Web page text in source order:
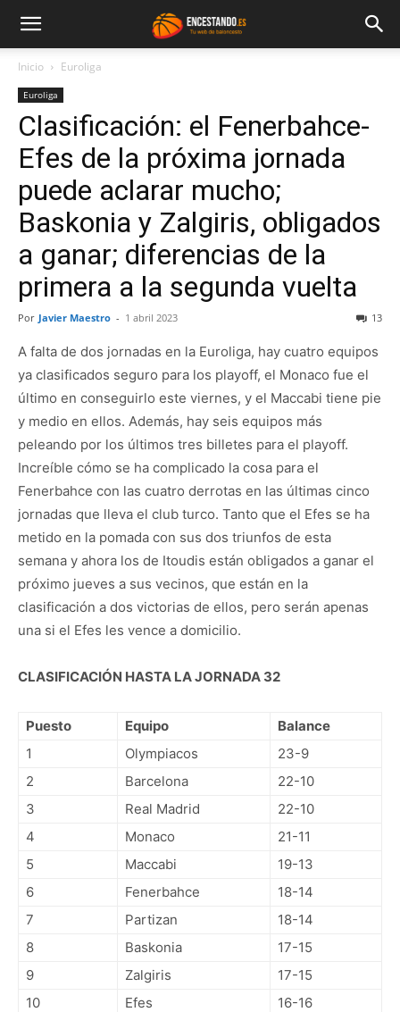
Inicio Euroliga
Euroliga
Clasificación: el Fenerbahce-
Efes de la próxima jornada
puede aclarar mucho;
Baskonia y Zalgiris, obligados
a ganar; diferencias de la
primera a la segunda vuelta
Por Javier Maestro - 1 abril 2023 13
A falta de dos jornadas en la Euroliga, hay cuatro equipos
ya clasificados seguro para los playoff, el Monaco fue el
último en conseguirlo este viernes, y el Maccabi tiene pie
y medio en ellos. Además, hay seis equipos más
peleando por los últimos tres billetes para el playoff.
Increíble cómo se ha complicado la cosa para el
Fenerbahce con las cuatro derrotas en las últimas cinco
jornadas que lleva el club turco. Tanto que el Efes se ha
metido en la pomada con sus dos triunfos de esta
semana y ahora los de Itoudis están obligados a ganar el
próximo jueves a sus vecinos, que están en la
clasificación a dos victorias de ellos, pero serán apenas
una si el Efes les vence a domicilio.
CLASIFICACIÓN HASTA LA JORNADA 32
Puesto Equipo
Balance
1
Olympiacos
23-9
2
Barcelona
22-10
3
Real Madrid
22-10
4
Monaco
21-11
5
Maccabi
19-13
6
Fenerbahce
18-14
7
Partizan
18-14
8
Baskonia
17-15
9
Zalgiris
17-15
10
Efes
16-16